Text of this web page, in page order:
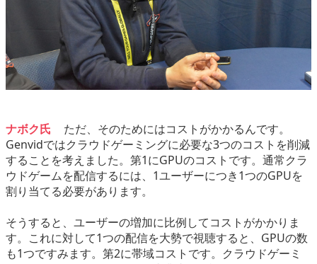
ナボク氏
ただ、そのためにはコストがかかるんです。
Genvidではクラウドゲーミングに必要な3つのコストを削減
することを考えました。第1にGPUのコストです。通常クラ
ウドゲームを配信するには、1ユーザーにつき1つのGPUを
割り当てる必要があります。
そうすると、ユーザーの増加に比例してコストがかかりま
す。これに対して1つの配信を大勢で視聴すると、GPUの数
も1つですみます。第2に帯域コストです。クラウドゲーミ